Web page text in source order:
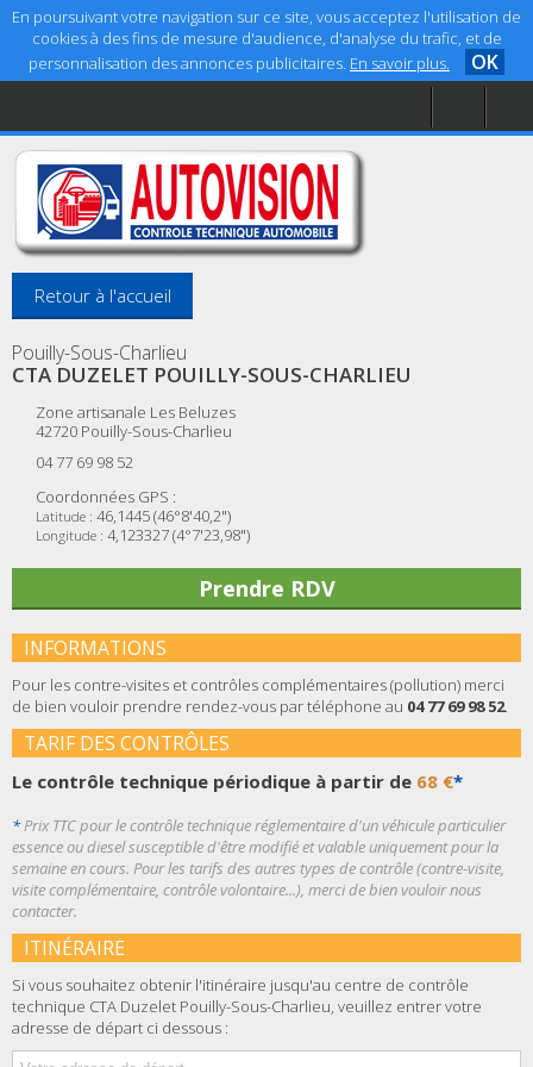
En poursuivant votre navigation sur ce site, vous acceptez l'utilisation de
cookies à des fins de mesure d'audience, d'analyse du trafic, et de
personnalisation des annonces publicitaires. En savoir plus. OK
Accueil
Aide
Mentions légales
Retour à l'accueil
Pouilly-Sous-Charlieu
CTA DUZELET POUILLY-SOUS-CHARLIEU
Zone artisanale Les Beluzes
42720 Pouilly-Sous-Charlieu
04 77 69 98 52
Coordonnées GPS :
Latitude : 46,1445 (46°8'40,2")
Longitude : 4,123327 (4°7'23,98")
Prendre RDV
INFORMATIONS
Pour les contre-visites et contrôles complémentaires (pollution) merci
de bien vouloir prendre rendez-vous par téléphone au 04 77 69 98 52.
TARIF DES CONTRÔLES
Le contrôle technique périodique à partir de 68 €*
*Prix TTC pour le contrôle technique réglementaire d'un véhicule particulier
essence ou diesel susceptible d'être modifié et valable uniquement pour la
semaine en cours. Pour les tarifs des autres types de contrôle (contre-visite,
visite complémentaire, contrôle volontaire...), merci de bien vouloir nous
contacter.
ITINÉRAIRE
Si vous souhaitez obtenir l'itinéraire jusqu'au centre de contrôle
technique CTA Duzelet Pouilly-Sous-Charlieu, veuillez entrer votre
adresse de départ ci dessous :